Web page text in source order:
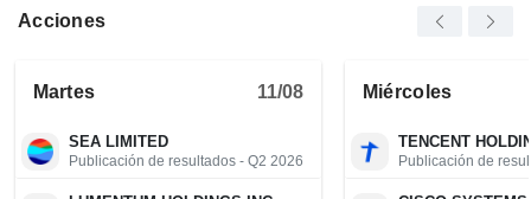
Acciones
Martes 11/08
SEA LIMITED
Publicación de resultados - Q2 2026
Miércoles
TENCENT
Publicación de